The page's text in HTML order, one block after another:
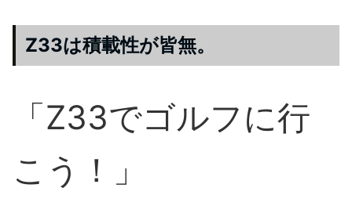
Z33は積載性が皆無。
「Z33でゴルフに行
こう！」